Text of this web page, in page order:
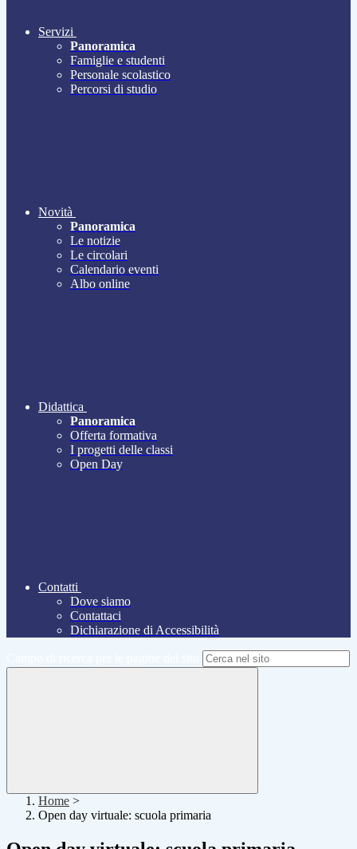
Servizi
Panoramica
Famiglie e studenti
Personale scolastico
Percorsi di studio
Novità
Panoramica
Le notizie
Le circolari
Calendario eventi
Albo online
Didattica
Panoramica
Offerta formativa
I progetti delle classi
Open Day
Contatti
Dove siamo
Contattaci
Dichiarazione di Accessibilità
Home >
Open day virtuale: scuola primaria